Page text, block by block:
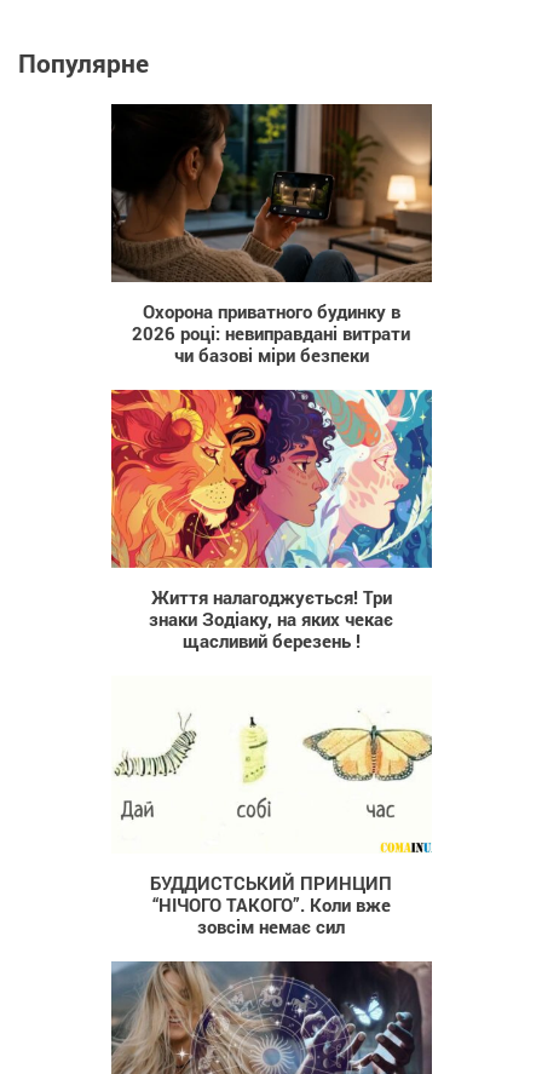
Популярне
9
Охорона приватного будинку в
2026 році: невиправдані витрати
чи базові міри безпеки
415
Життя налагоджується! Три
знаки Зодіаку, на яких чекає
щасливий березень !
БУДДИСТСЬКИЙ ПРИНЦИП
“НІЧОГО ТАКОГО”. Коли вже
зовсім немає сил